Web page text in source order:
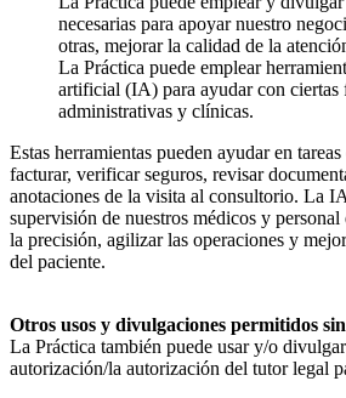
necesarias para apoyar nuestro
otras, mejorar la calidad de la
La Práctica puede emplear
artificial (IA) para ayudar con ciertas
administrativas y clínicas.
Estas herramientas pueden ayudar en
facturar, verificar seguros, revisar
anotaciones de la visita al consultorio. La
supervisión de nuestros médicos y
la precisión, agilizar las operaciones y
del paciente.
Otros usos y divulgaciones permitidos
La Práctica también puede usar y/o
autorización/la autorización del tutor legal